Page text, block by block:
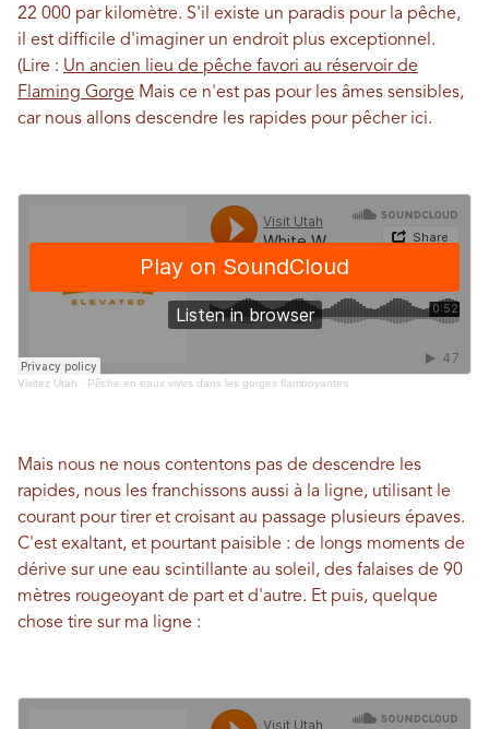
22 000 par kilomètre. S'il existe un paradis pour la pêche,
il est difficile d'imaginer un endroit plus exceptionnel.
(Lire : Un ancien lieu de pêche favori au réservoir de
Flaming Gorge Mais ce n'est pas pour les âmes sensibles,
car nous allons descendre les rapides pour pêcher ici.
Visitez Utah · Pêche en eaux vives dans les gorges flamboyantes
Mais nous ne nous contentons pas de descendre les
rapides, nous les franchissons aussi à la ligne, utilisant le
courant pour tirer et croisant au passage plusieurs épaves.
C'est exaltant, et pourtant paisible : de longs moments de
dérive sur une eau scintillante au soleil, des falaises de 90
mètres rougeoyant de part et d'autre. Et puis, quelque
chose tire sur ma ligne :